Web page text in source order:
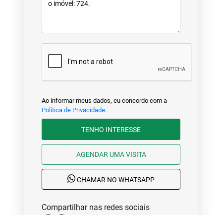
Ao informar meus dados, eu concordo com a
Política de Privacidade.
TENHO INTERESSE
AGENDAR UMA VISITA
CHAMAR NO WHATSAPP
Compartilhar nas redes sociais